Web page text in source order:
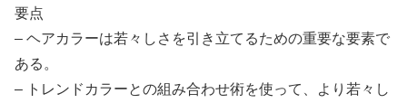
要点
– ヘアカラーは若々しさを引き立てるための重要な要素で
ある。
– トレンドカラーとの組み合わせ術を使って、より若々し